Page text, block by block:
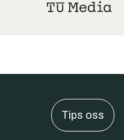
Tips oss